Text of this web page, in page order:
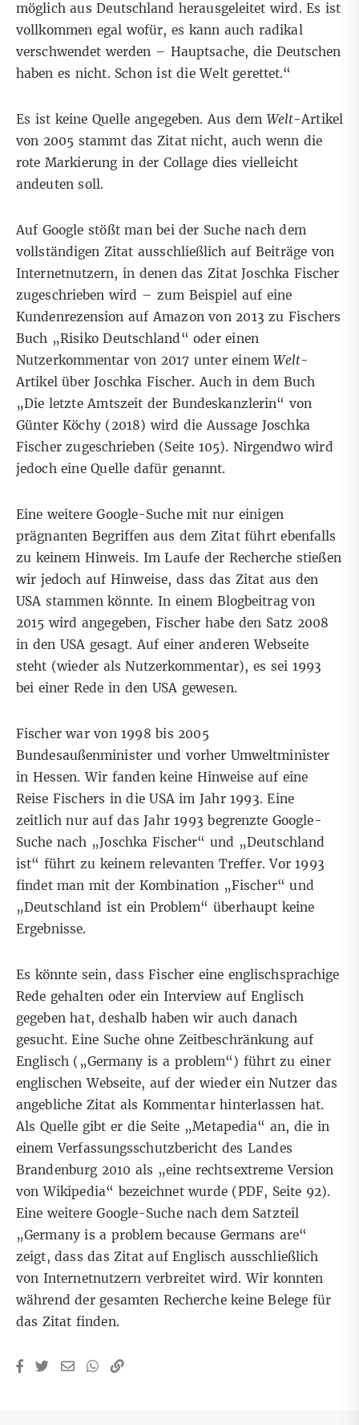
möglich aus Deutschland herausgeleitet wird. Es ist
vollkommen egal wofür, es kann auch radikal
verschwendet werden – Hauptsache, die Deutschen
haben es nicht. Schon ist die Welt gerettet.“
Es ist keine Quelle angegeben. Aus dem Welt-Artikel
von 2005 stammt das Zitat nicht, auch wenn die
rote Markierung in der Collage dies vielleicht
andeuten soll.
Auf Google stößt man bei der Suche nach dem
vollständigen Zitat ausschließlich auf Beiträge von
Internetnutzern, in denen das Zitat Joschka Fischer
zugeschrieben wird – zum Beispiel auf eine
Kundenrezension auf Amazon von 2013 zu Fischers
Buch „Risiko Deutschland“ oder einen
Nutzerkommentar von 2017 unter einemWelt-
Artikel über Joschka Fischer. Auch in demBuch
„Die letzte Amtszeit der Bundeskanzlerin“ von
Günter Köchy (2018) wird die Aussage Joschka
Fischer zugeschrieben (Seite 105). Nirgendwo wird
jedoch eine Quelle dafür genannt.
Eine weitereGoogle-Suchemit nur einigen
prägnanten Begriffen aus dem Zitat führt ebenfalls
zu keinem Hinweis. Im Laufe der Recherche stießen
wir jedoch auf Hinweise, dass das Zitat aus den
USA stammen könnte. In einem Blogbeitrag von
2015 wird angegeben, Fischer habe den Satz 2008
in den USA gesagt.Auf einer anderen Webseite
steht (wieder als Nutzerkommentar), es sei 1993
bei einer Rede in den USA gewesen.
Fischer warvon 1998 bis 2005
Bundesaußenminister und vorher Umweltminister
in Hessen. Wir fandenkeine Hinweise auf eine
Reise Fischers in die USA im Jahr 1993. Eine
zeitlich nur auf das Jahr 1993 begrenzte Google-
Suche nach „Joschka Fischer“ und „Deutschland
ist“ führt zukeinem relevanten Treffer. Vor 1993
findet man mit der Kombination „Fischer“ und
„Deutschland ist ein Problem“überhaupt keine
Ergebnisse.
Es könnte sein, dass Fischer eine englischsprachige
Rede gehalten oder ein Interview auf Englisch
gegeben hat, deshalb haben wir auch danach
gesucht. Eine Suche ohne Zeitbeschränkung auf
Englisch („Germany is a problem“) führt zu einer
englischen Webseite, auf der wieder ein Nutzer das
angebliche Zitat als Kommentar hinterlassen hat.
Als Quelle gibt er die Seite „Metapedia“ an, die in
einem Verfassungsschutzbericht des Landes
Brandenburg 2010 als „eine rechtsextreme Version
von Wikipedia“ bezeichnet wurde (PDF, Seite 92).
Eineweitere Google-Suchenach dem Satzteil
„Germany is a problem because Germans are“
zeigt, dass das Zitat auf Englisch ausschließlich
von Internetnutzern verbreitet wird. Wir konnten
während der gesamten Recherche keine Belege für
das Zitat finden.